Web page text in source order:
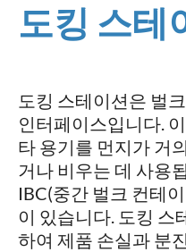
도킹 스테
도킹 스테이션은 벌
인터페이스입니다.
타 용기를 먼지가 거
거나 비우는 데 사용
IBC(중간 벌크 컨테
이 있습니다. 도킹 스
하여 제품 손실과 분